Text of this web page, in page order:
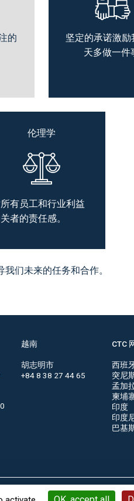
的
坚定的承诺激励
天多做一件
伦理学
有员工和行业利益
者的责任感。
们未来的任务和合作。
越南
胡志明市
+84 8 38 27 44 65
CTC
西班
突尼
孟加
柬埔
印度
印度
巴基